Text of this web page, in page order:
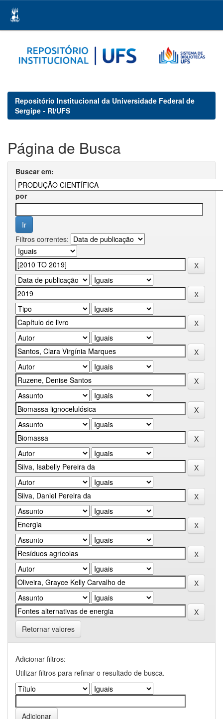
navigation
Repositório Institucional da Universidade Federal de
Sergipe - RI/UFS
Página de Busca
Buscar em:
por
Filtros correntes:
Retornar valores
Adicionar filtros:
Utilizar filtros para refinar o resultado de busca.